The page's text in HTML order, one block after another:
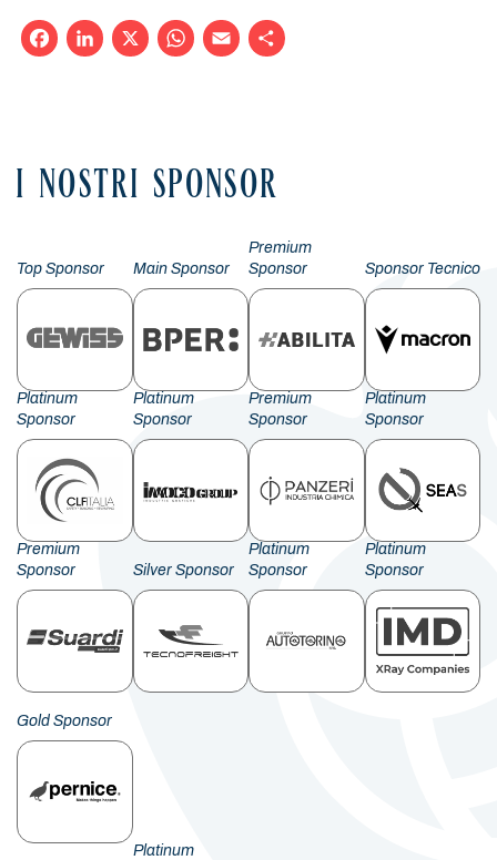
I NOSTRI SPONSOR
Top Sponsor Main Sponsor
Premium
Sponsor
Sponsor Tecnico
Platinum
Sponsor
Platinum
Sponsor
Premium
Sponsor
Platinum
Sponsor
Premium
Sponsor
Silver Sponsor
Platinum
Sponsor
Platinum
Sponsor
Gold Sponsor
Platinum